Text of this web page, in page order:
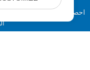
احصل على رسائل إخبارية